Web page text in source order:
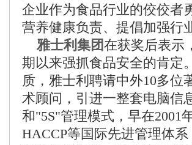
企业作为食品行业的佼佼者
营养健康负责、提倡加强行
雅士利集团在获奖后表示
期以来强抓食品安全的肯定
质，雅士利聘请中外10多位
术顾问，引进一整套电脑信
和"5S"管理模式，早在2001
HACCP等国际先进管理体